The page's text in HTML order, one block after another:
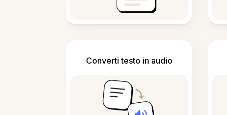
Converti testo in audio